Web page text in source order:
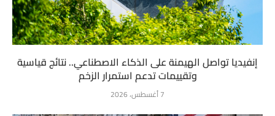
إنفيديا تواصل الهيمنة على الذكاء الاصطناعي.. نتائج قياسية
وتقييمات تدعم استمرار الزخم
7 أغسطس، 2026